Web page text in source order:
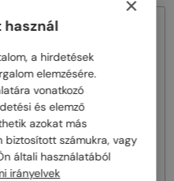
48/72
Marni—Napszemüvegek
ME641S - 212 - 54
×
használ
a hirdetések
elemzésére.
vonatkozó
és elemző
azokat más
biztosított számukra, vagy
általi használatából
irányelvek